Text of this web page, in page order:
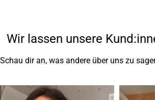
Wir lassen unsere
Schau dir an, was andere über uns zu